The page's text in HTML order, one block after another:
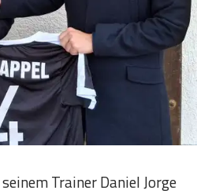
Trainer Daniel Jorge